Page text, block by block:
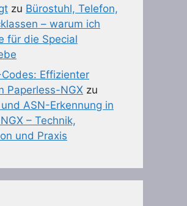
zu Bürostuhl, Telefon,
– warum ich
für die Special
Effizienter
Paperless-NGX zu
ASN-Erkennung in
– Technik,
und Praxis